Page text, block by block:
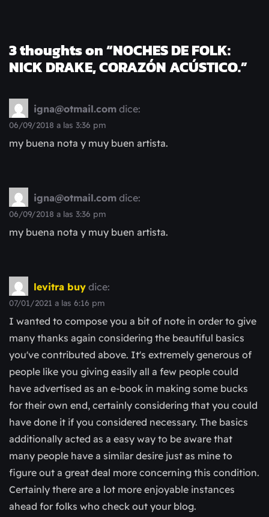
3 thoughts on “NOCHES DE FOLK:
NICK DRAKE, CORAZÓN ACÚSTICO.”
igna@otmail.com dice:
06/09/2018 a las 3:36 pm
my buena nota y muy buen artista.
igna@otmail.com dice:
06/09/2018 a las 3:36 pm
my buena nota y muy buen artista.
levitra buy dice:
07/01/2021 a las 6:16 pm
I wanted to compose you a bit of note in order to give
many thanks again considering the beautiful basics
you've contributed above. It's extremely generous of
people like you giving easily all a few people could
have advertised as an e-book in making some bucks
for their own end, certainly considering that you could
have done it if you considered necessary. The basics
additionally acted as a easy way to be aware that
many people have a similar desire just as mine to
figure out a great deal more concerning this condition.
Certainly there are a lot more enjoyable instances
ahead for folks who check out your blog.